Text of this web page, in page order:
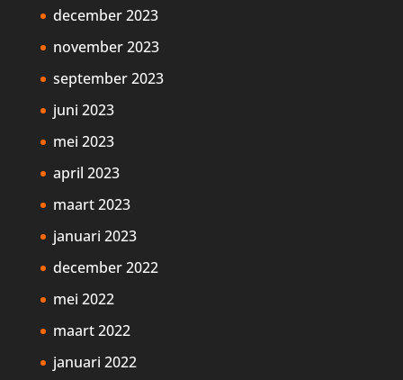
december 2023
november 2023
september 2023
juni 2023
mei 2023
april 2023
maart 2023
januari 2023
december 2022
mei 2022
maart 2022
januari 2022